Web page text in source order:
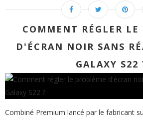
COMMENT RÉGLER LE
D'ÉCRAN NOIR SANS
GALAXY S22
Combiné Premium lancé par le fabricant